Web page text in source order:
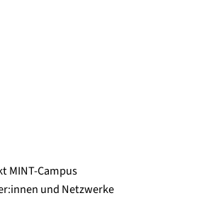
MINT-Campus
und Netzwerke